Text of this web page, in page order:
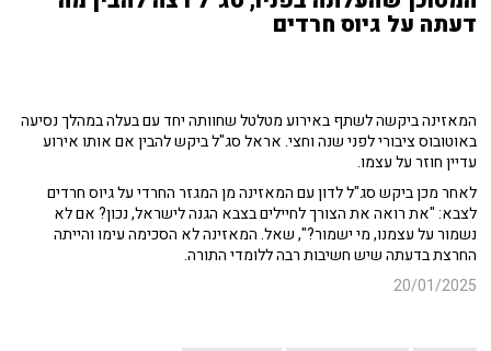
דעתה על גיוס חרדים
המאזינה ביקשה לשתף באירוע מטלטל שחוותה יחד עם בעלה במהלך נסיעה
באוטובוס ציבורי לפני שנה וחצי. אראל סג"ל ביקש להבין אם אותו אירוע
עדיין חוזר על עצמו.
לאחר מכן ביקש סג"ל לדון עם המאזינה מן המגזר החרדי על גיוס חרדים
לצבא: "את רואה את הצורך לחיילים בצבא הגנה לישראל, נכון? אם לא
נשמור על עצמנו, מי ישמור?", שאל. המאזינה לא הסכימה עימו והייתה
החרצת בדעתה שיש חשיבות רבה ללומדי התורה.
20/01/2025